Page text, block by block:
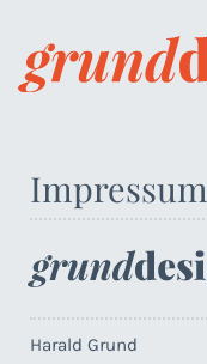
Impressum
Harald Grund